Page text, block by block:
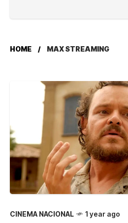
HOME MAX STREAMING
CINEMA NACIONAL 1 year ago